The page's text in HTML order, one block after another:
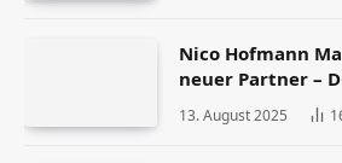
Nico Hofmann
neuer Partner –
13. August 2025